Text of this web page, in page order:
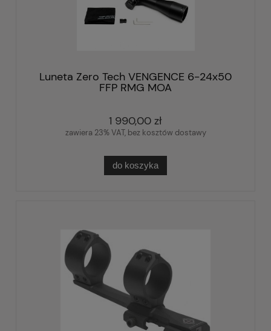
Luneta Zero Tech VENGENCE 6-24x50
FFP RMG MOA
1 990,00 zł
zawiera 23% VAT, bez kosztów dostawy
do koszyka